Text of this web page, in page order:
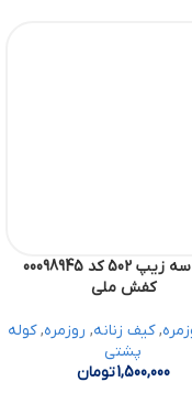
کوله سه زیپ 502 کد 00098945
کفش ملی
,کیف زنانه, روزمره,کوله
پشتی
1,500,000تومان